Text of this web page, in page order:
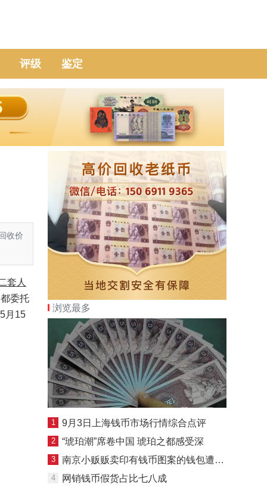
评级 鉴定
收价
套人
委托
月15
浏览最多
1 9月3日上海钱币市场行情综合点评
2 “琥珀潮”席卷中国 琥珀之都感受深
3 南京小贩贩卖印有钱币图案的钱包遭质疑
4 网销钱币假货占比七八成